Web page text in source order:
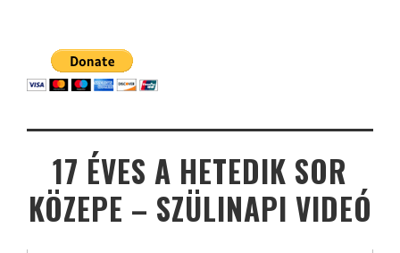
17 ÉVES A HETEDIK SOR
KÖZEPE – SZÜLINAPI VIDEÓ